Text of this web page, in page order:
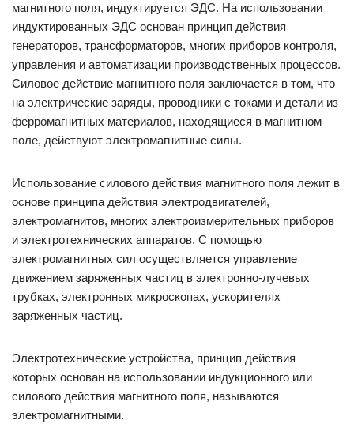
магнитного поля, индуктируется ЭДС. На использовании
индуктированных ЭДС основан принцип действия
генераторов, трансформаторов, многих приборов контроля,
управления и автоматизации производственных процессов.
Силовое действие магнитного поля заключается в том, что
на электрические заряды, проводники с токами и детали из
ферромагнитных материалов, находящиеся в магнитном
поле, действуют электромагнитные силы.
Использование силового действия магнитного поля лежит в
основе принципа действия электродвигателей,
электромагнитов, многих электроизмерительных приборов
и электротехнических аппаратов. С помощью
электромагнитных сил осуществляется управление
движением заряженных частиц в электронно-лучевых
трубках, электронных микроскопах, ускорителях
заряженных частиц.
Электротехнические устройства, принцип действия
которых основан на использовании индукционного или
силового действия магнитного поля, называются
электромагнитными.